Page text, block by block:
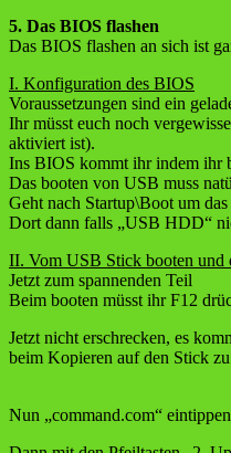
5. Das BIOS flashen
Das BIOS flashen an sich ist
I. Konfiguration des BIOS
Voraussetzungen sind ein
Ihr müsst euch noch
aktiviert ist).
Ins BIOS kommt ihr indem ihr
Das booten von USB muss
Geht nach Startup\Boot um
Dort dann falls „USB HDD“
II. Vom USB Stick booten und
Jetzt zum spannenden Teil
Beim booten müsst ihr F12
Jetzt nicht erschrecken, es
beim Kopieren auf den Stick
Nun „command.com“